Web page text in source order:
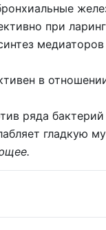
при
в
ряда бактерий
гладкую